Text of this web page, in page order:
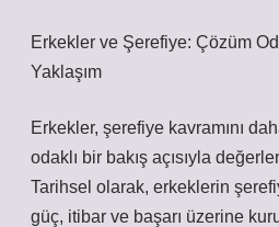
Erkekler ve Şerefiye: Çözüm
Yaklaşım
Erkekler, şerefiye kavramını
odaklı bir bakış açısıyla
Tarihsel olarak, erkeklerin
güç, itibar ve başarı üzerine